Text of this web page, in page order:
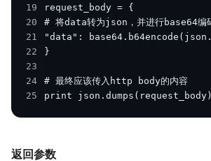
19
20
21
22
23
24
25
print json.dumps(request_body)
返回参数